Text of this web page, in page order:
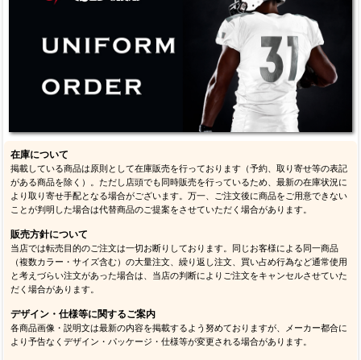
在庫について
掲載している商品は原則として在庫販売を行っております（予約、取り寄せ等の表記
がある商品を除く）。ただし店頭でも同時販売を行っているため、最新の在庫状況に
より取り寄せ手配となる場合がございます。万一、ご注文後に商品をご用意できない
ことが判明した場合は代替商品のご提案をさせていただく場合があります。
販売方針について
当店では転売目的のご注文は一切お断りしております。同じお客様による同一商品
（複数カラー・サイズ含む）の大量注文、繰り返し注文、買い占め行為など通常使用
と考えづらい注文があった場合は、当店の判断によりご注文をキャンセルさせていた
だく場合があります。
デザイン・仕様等に関するご案内
各商品画像・説明文は最新の内容を掲載するよう努めておりますが、メーカー都合に
より予告なくデザイン・パッケージ・仕様等が変更される場合があります。